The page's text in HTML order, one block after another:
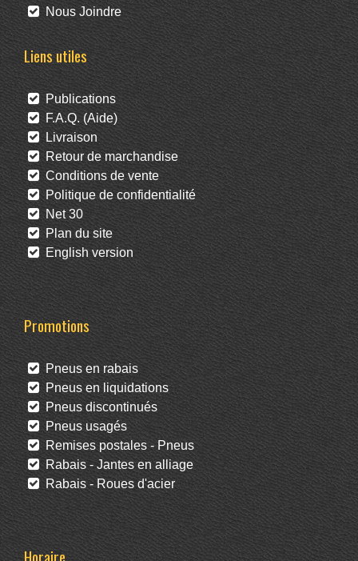
Nous Joindre
Liens utiles
Publications
F.A.Q. (Aide)
Livraison
Retour de marchandise
Conditions de vente
Politique de confidentialité
Net 30
Plan du site
English version
Promotions
Pneus en rabais
Pneus en liquidations
Pneus discontinués
Pneus usagés
Remises postales - Pneus
Rabais - Jantes en alliage
Rabais - Roues d'acier